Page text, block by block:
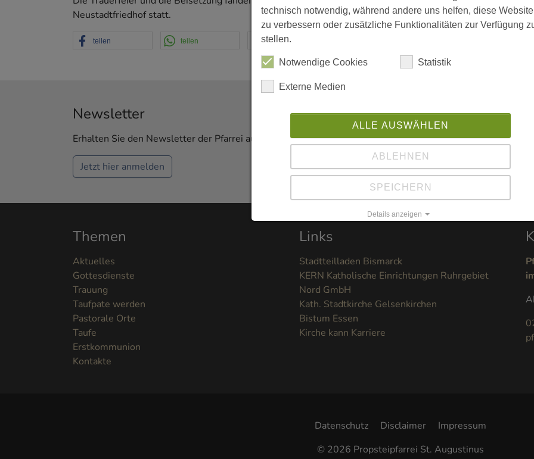
Neustadtfriedhof statt.
teilen teilen teilen
Newsletter
Erhalten Sie den Newsletter der Pfarrei aus erster Hand - und vor allem umweltfreundlich als E-Mail.
Jetzt hier anmelden
Themen
Aktuelles
Gottesdienste
Trauung
Taufpate werden
Pastorale Orte
Taufe
Erstkommunion
Kontakte
Links
Stadtteilladen Bismarck
KERN Katholische Einrichtungen Ruhrgebiet
Nord GmbH
Kath. Stadtkirche Gelsenkirchen
Bistum Essen
Kirche kann Karriere
Datenschutz Disclaimer
Impressum
© 2026 Propsteipfarrei St. Augustinus
technisch notwendig, während andere uns helfen, diese Website
zu verbessern oder zusätzliche Funktionalitäten zur Verfügung
stellen.
Notwendige Cookies Statistik
Externe Medien
ALLE AUSWÄHLEN
ABLEHNEN
SPEICHERN
Details anzeigen